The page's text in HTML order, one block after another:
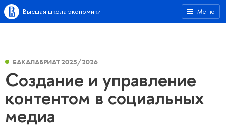
Меню
Высшая школа экономики
БАКАЛАВРИАТ 2025/2026
Создание и управление
контентом в социальных
медиа